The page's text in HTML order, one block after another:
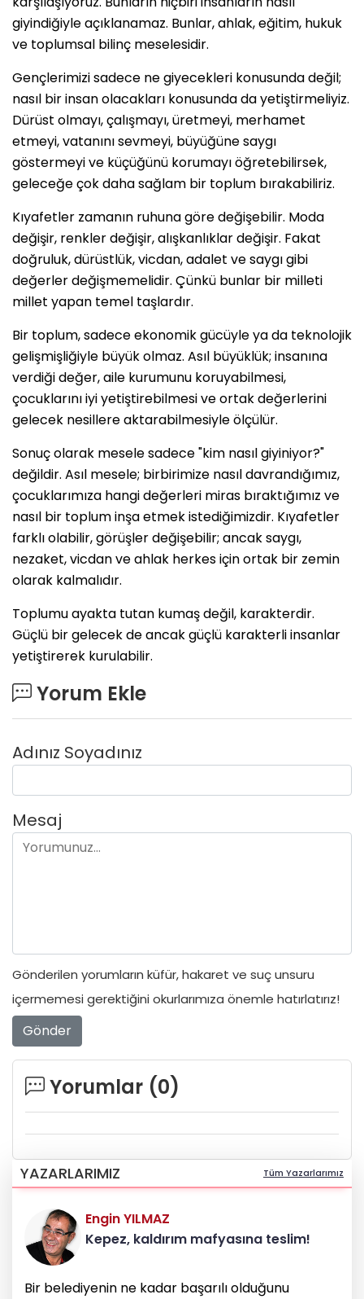
giyindiğiyle açıklanamaz. Bunlar, ahlak, eğitim, hukuk
ve toplumsal bilinç meselesidir.
Gençlerimizi sadece ne giyecekleri konusunda değil;
nasıl bir insan olacakları konusunda da yetiştirmeliyiz.
Dürüst olmayı, çalışmayı, üretmeyi, merhamet
etmeyi, vatanını sevmeyi, büyüğüne saygı
göstermeyi ve küçüğünü korumayı öğretebilirsek,
geleceğe çok daha sağlam bir toplum bırakabiliriz.
Kıyafetler zamanın ruhuna göre değişebilir. Moda
değişir, renkler değişir, alışkanlıklar değişir. Fakat
doğruluk, dürüstlük, vicdan, adalet ve saygı gibi
değerler değişmemelidir. Çünkü bunlar bir milleti
millet yapan temel taşlardır.
Bir toplum, sadece ekonomik gücüyle ya da teknolojik
gelişmişliğiyle büyük olmaz. Asıl büyüklük; insanına
verdiği değer, aile kurumunu koruyabilmesi,
çocuklarını iyi yetiştirebilmesi ve ortak değerlerini
gelecek nesillere aktarabilmesiyle ölçülür.
Sonuç olarak mesele sadece "kim nasıl giyiniyor?"
değildir. Asıl mesele; birbirimize nasıl davrandığımız,
çocuklarımıza hangi değerleri miras bıraktığımız ve
nasıl bir toplum inşa etmek istediğimizdir. Kıyafetler
farklı olabilir, görüşler değişebilir; ancak saygı,
nezaket, vicdan ve ahlak herkes için ortak bir zemin
olarak kalmalıdır.
Toplumu ayakta tutan kumaş değil, karakterdir.
Güçlü bir gelecek de ancak güçlü karakterli insanlar
yetiştirerek kurulabilir.
Yorum Ekle
Adınız Soyadınız
Mesaj
Gönderilen yorumların küfür, hakaret ve suç unsuru
içermemesi gerektiğini okurlarımıza önemle hatırlatırız!
Gönder
Yorumlar (0)
YAZARLARIMIZ Tüm Yazarlarımız
Engin YILMAZ
Kepez, kaldırım mafyasına teslim!
Bir belediyenin ne kadar başarılı olduğunu